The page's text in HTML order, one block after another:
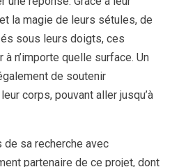
la magie de leurs sétules, de
sous leurs doigts, ces
n’importe quelle surface. Un
de soutenir
corps, pouvant aller jusqu’à
sa recherche avec
partenaire de ce projet, dont